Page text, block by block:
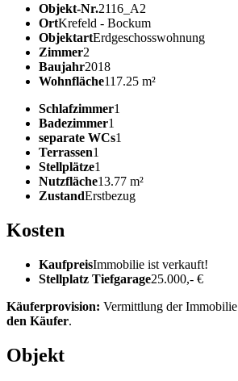
Objekt-Nr.2116_A2
OrtKrefeld - Bockum
ObjektartErdgeschosswohnung
Zimmer2
Baujahr2018
Wohnfläche117.25 m²
Schlafzimmer1
Badezimmer1
separate WCs1
Terrassen1
Stellplätze1
Nutzfläche13.77 m²
ZustandErstbezug
Kosten
KaufpreisImmobilie ist verkauft!
Stellplatz Tiefgarage25.000,- €
Käuferprovision: Vermittlung der Immobilie
den Käufer.
Objekt